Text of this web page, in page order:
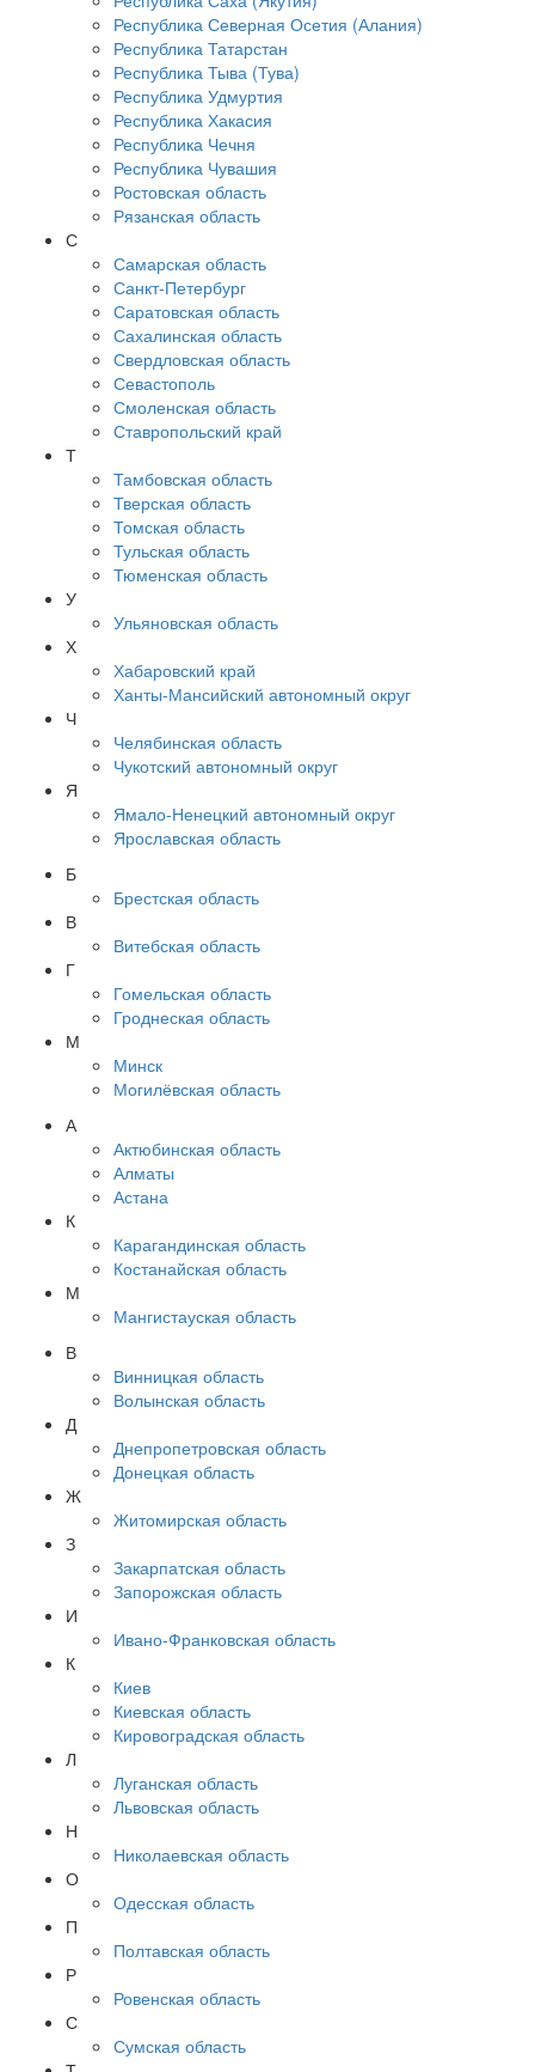
Республика Северная Осетия (Алания)
Республика Татарстан
Республика Тыва (Тува)
Республика Удмуртия
Республика Хакасия
Республика Чечня
Республика Чувашия
Ростовская область
Рязанская область
С
Самарская область
Санкт-Петербург
Саратовская область
Сахалинская область
Свердловская область
Севастополь
Смоленская область
Ставропольский край
Т
Тамбовская область
Тверская область
Томская область
Тульская область
Тюменская область
У
Ульяновская область
Х
Хабаровский край
Ханты-Мансийский автономный округ
Ч
Челябинская область
Чукотский автономный округ
Я
Ямало-Ненецкий автономный округ
Ярославская область
Б
Брестская область
В
Витебская область
Г
Гомельская область
Гроднеская область
М
Минск
Могилёвская область
А
Актюбинская область
Алматы
Астана
К
Карагандинская область
Костанайская область
М
Мангистауская область
В
Винницкая область
Волынская область
Д
Днепропетровская область
Донецкая область
Ж
Житомирская область
З
Закарпатская область
Запорожская область
И
Ивано-Франковская область
К
Киев
Киевская область
Кировоградская область
Л
Луганская область
Львовская область
Н
Николаевская область
О
Одесская область
П
Полтавская область
Р
Ровенская область
С
Сумская область